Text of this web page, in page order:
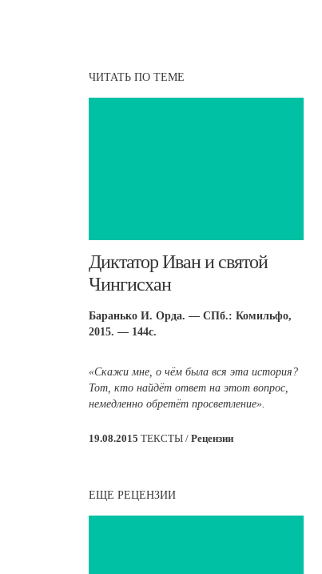
ЧИТАТЬ ПО ТЕМЕ
Диктатор Иван и святой
Чингисхан
Баранько И. Орда. — СПб.: Комильфо,
2015. — 144с.
«Скажи мне, о чём была вся эта история?
Тот, кто найдёт ответ на этот вопрос,
немедленно обретёт просветление».
19.08.2015 ТЕКСТЫ / Рецензии
ЕЩЕ РЕЦЕНЗИИ